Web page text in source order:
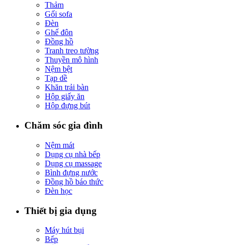
Thảm
Gối sofa
Đèn
Ghế đôn
Đồng hồ
Tranh treo tường
Thuyền mô hình
Nệm bệt
Tạp dề
Khăn trải bàn
Hộp giấy ăn
Hộp đựng bút
Chăm sóc gia đình
Nệm mát
Dụng cụ nhà bếp
Dụng cụ massage
Bình đựng nước
Đồng hồ báo thức
Đèn học
Thiết bị gia dụng
Máy hút bụi
Bếp